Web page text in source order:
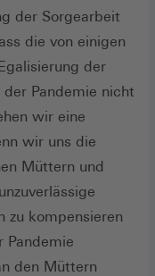
der Sorgearbeit
die von einigen
der
Pandemie nicht
wir eine
wir uns die
Müttern und
zu kompensieren
Pandemie
den Müttern